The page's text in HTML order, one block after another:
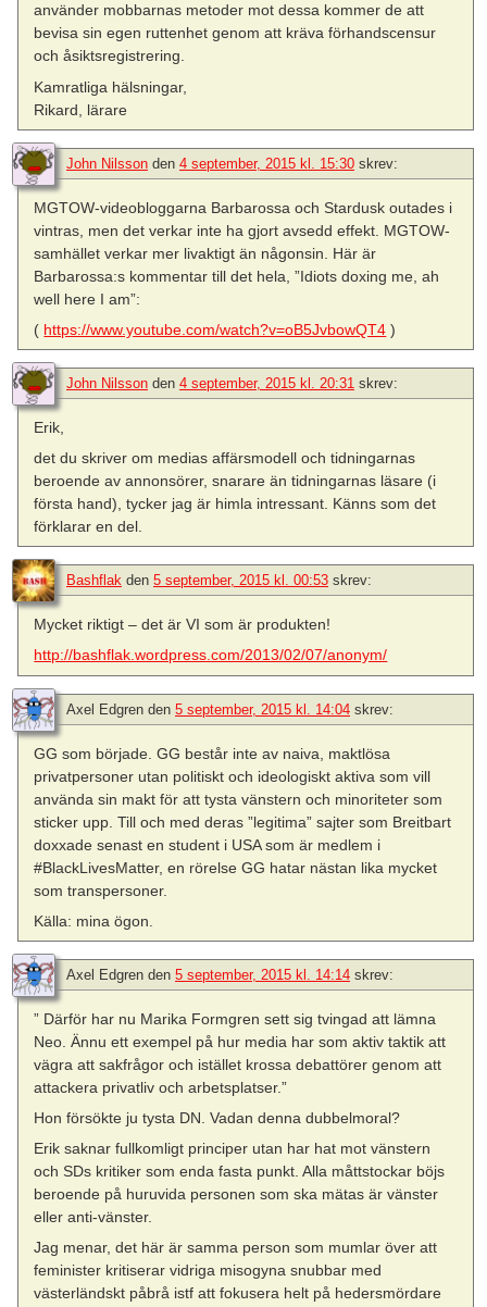
använder mobbarnas metoder mot dessa kommer de att
bevisa sin egen ruttenhet genom att kräva förhandscensur
och åsiktsregistrering.
Kamratliga hälsningar,
Rikard, lärare
John Nilsson den 4 september, 2015 kl. 15:30 skrev:
MGTOW-videobloggarna Barbarossa och Stardusk outades i
vintras, men det verkar inte ha gjort avsedd effekt. MGTOW-
samhället verkar mer livaktigt än någonsin. Här är
Barbarossa:s kommentar till det hela, ”Idiots doxing me, ah
well here I am”:
( https://www.youtube.com/watch?v=oB5JvbowQT4 )
John Nilsson den 4 september, 2015 kl. 20:31 skrev:
Erik,
det du skriver om medias affärsmodell och tidningarnas
beroende av annonsörer, snarare än tidningarnas läsare (i
första hand), tycker jag är himla intressant. Känns som det
förklarar en del.
Bashflak den 5 september, 2015 kl. 00:53 skrev:
Mycket riktigt – det är VI som är produkten!
http://bashflak.wordpress.com/2013/02/07/anonym/
Axel Edgren den 5 september, 2015 kl. 14:04 skrev:
GG som började. GG består inte av naiva, maktlösa
privatpersoner utan politiskt och ideologiskt aktiva som vill
använda sin makt för att tysta vänstern och minoriteter som
sticker upp. Till och med deras ”legitima” sajter som Breitbart
doxxade senast en student i USA som är medlem i
#BlackLivesMatter, en rörelse GG hatar nästan lika mycket
som transpersoner.
Källa: mina ögon.
Axel Edgren den 5 september, 2015 kl. 14:14 skrev:
” Därför har nu Marika Formgren sett sig tvingad att lämna
Neo. Ännu ett exempel på hur media har som aktiv taktik att
vägra att sakfrågor och istället krossa debattörer genom att
attackera privatliv och arbetsplatser.”
Hon försökte ju tysta DN. Vadan denna dubbelmoral?
Erik saknar fullkomligt principer utan har hat mot vänstern
och SDs kritiker som enda fasta punkt. Alla måttstockar böjs
beroende på huruvida personen som ska mätas är vänster
eller anti-vänster.
Jag menar, det här är samma person som mumlar över att
feminister kritiserar vidriga misogyna snubbar med
västerländskt påbrå istf att fokusera helt på hedersmördare